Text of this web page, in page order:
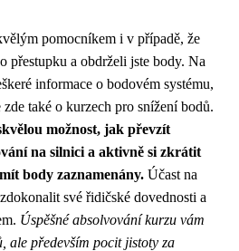
pomocníkem i v případě, že
přestupku a obdrželi jste body. Na
informace o bodovém systému,
také o kurzech pro snížení bodů.
možnost, jak převzít
na silnici a aktivně si zkrátit
body zaznamenány. Účast na
své řidičské dovednosti a
Úspěšné absolvování kurzu vám
ale především pocit jistoty za